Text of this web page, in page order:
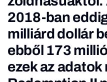
2018-ban
milliárd dollár
ebből 173
ezek az adatok